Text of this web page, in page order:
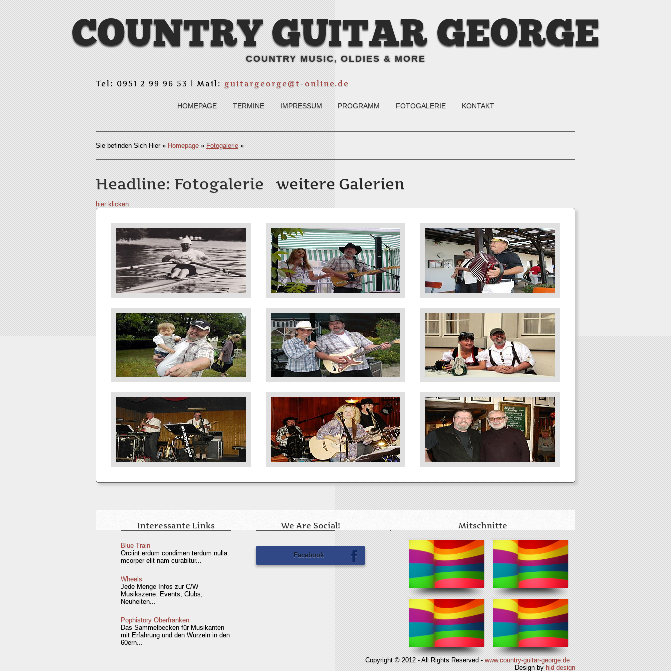
COUNTRY GUITAR GEORGE
COUNTRY MUSIC, OLDIES & MORE
Tel: 0951 2 99 96 53 | Mail: guitargeorge@t-online.de
HOMEPAGE TERMINE IMPRESSUM PROGRAMM FOTOGALERIE KONTAKT
Sie befinden Sich Hier » Homepage » Fotogalerie »
Headline: Fotogalerie weitere Galerien
hier klicken
Interessante Links
Blue Train
Orciint erdum condimen terdum nulla
mcorper elit nam curabitur...
Wheels
Jede Menge Infos zur C/W
Musikszene. Events, Clubs,
Neuheiten...
Pophistory Oberfranken
Das Sammelbecken für Musikanten
mit Erfahrung und den Wurzeln in den
60ern...
We Are Social!
Facebook
Mitschnitte
Copyright © 2012 - All Rights Reserved - www.country-guitar-george.de
Design by hjd design